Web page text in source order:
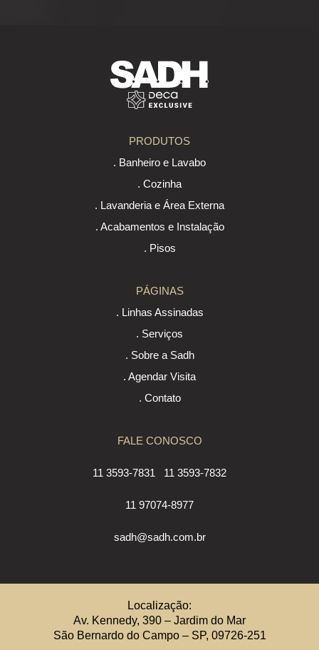
PRODUTOS
. Banheiro e Lavabo
. Cozinha
. Lavanderia e Área Externa
. Acabamentos e Instalação
. Pisos
PÁGINAS
. Linhas Assinadas
. Serviços
. Sobre a Sadh
. Agendar Visita
. Contato
FALE CONOSCO
11 3593-7831 11 3593-7832
11 97074-8977
sadh@sadh.com.br
Localização:
Av. Kennedy, 390 – Jardim do Mar
São Bernardo do Campo – SP, 09726-251